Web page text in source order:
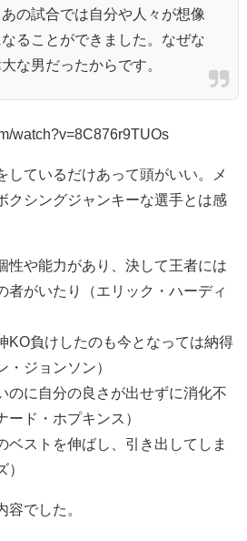
の試合では自分や人々が想像
ることができました。なぜな
な男だったからです。
watch?v=8C876r9TUOs
しているだけあって頭がいい。メ
クシングジャンキーな選手とは感
性や能力があり、決して王者には
者がいたり（エリック・ハーディ
KO負けしたのも今となっては納得
・ジョンソン）
のに自分の良さが出せずに消化不
ード・ホプキンス）
ベストを伸ばし、引き出してしま
）
容でした。